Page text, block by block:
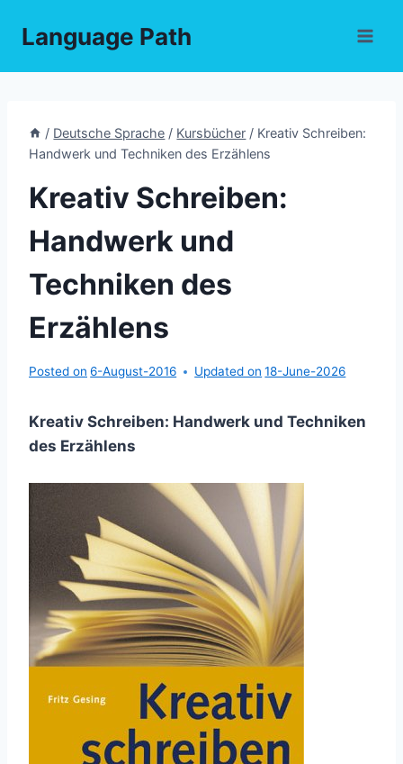
Language Path
/ Deutsche Sprache / Kursbücher / Kreativ Schreiben:
Handwerk und Techniken des Erzählens
Kreativ Schreiben:
Handwerk und
Techniken des
Erzählens
Posted on 6-August-2016 Updated on 18-June-2026
Kreativ Schreiben: Handwerk und Techniken
des Erzählens